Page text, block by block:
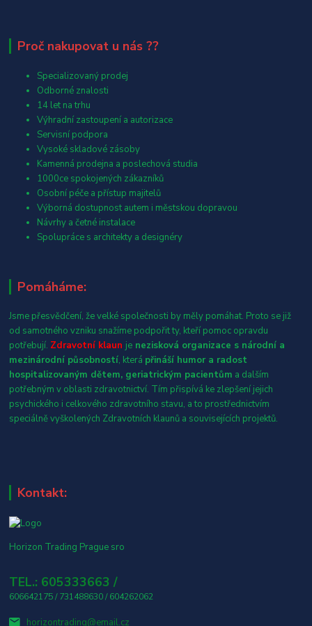
Proč nakupovat u nás ??
Specializovaný prodej
Odborné znalosti
14 let na trhu
Výhradní zastoupení a autorizace
Servisní podpora
Vysoké skladové zásoby
Kamenná prodejna a poslechová studia
1000ce spokojených zákazníků
Osobní péče a přístup majitelů
Výborná dostupnost autem i městskou dopravou
Návrhy a četné instalace
Spolupráce s architekty a designéry
Pomáháme:
Jsme přesvědčení, že velké společnosti by měly pomáhat. Proto se již
od samotného vzniku snažíme podpořit ty, kteří pomoc opravdu
potřebují. Zdravotní klaun je nezisková organizace s národní a
mezinárodní působností, která přináší humor a radost
hospitalizovaným dětem, geriatrickým pacientům a dalším
potřebným v oblasti zdravotnictví. Tím přispívá ke zlepšení jejich
psychického i celkového zdravotního stavu, a to prostřednictvím
speciálně vyškolených Zdravotních klaunů a souvisejících projektů.
Kontakt:
Horizon Trading Prague sro
TEL.: 605333663 /
606642175 / 731488630 / 604262062
horizontrading@email.cz